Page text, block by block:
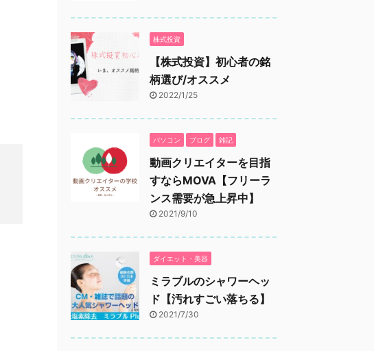
株式投資
【株式投資】初心者の銘
柄選び/オススメ
2022/1/25
パソコン ブログ 雑記
動画クリエイターを目指
すならMOVA【フリーラ
ンス需要が急上昇中】
2021/9/10
ダイエット・美容
ミラブルのシャワーヘッ
ド【汚れすごい落ちる】
2021/7/30